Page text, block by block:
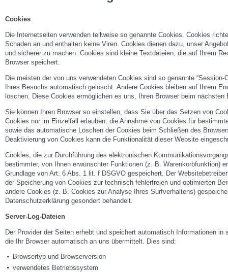
Cookies
Die Internetseiten verwenden teilweise so genannte Cookies. Cookies
Schaden an und enthalten keine Viren. Cookies dienen dazu, unser
und sicherer zu machen. Cookies sind kleine Textdateien, die auf Ihrem
Browser speichert.
Die meisten der von uns verwendeten Cookies sind so genannte “Session-
Ihres Besuchs automatisch gelöscht. Andere Cookies bleiben auf Ihrem
löschen. Diese Cookies ermöglichen es uns, Ihren Browser beim nächsten
Sie können Ihren Browser so einstellen, dass Sie über das Setzen von
Cookies nur im Einzelfall erlauben, die Annahme von Cookies für
sowie das automatische Löschen der Cookies beim Schließen des
Deaktivierung von Cookies kann die Funktionalität dieser Website
Cookies, die zur Durchführung des elektronischen
bestimmter, von Ihnen erwünschter Funktionen (z. B. Warenkorbfunktion)
Grundlage von Art. 6 Abs. 1 lit. f DSGVO gespeichert. Der
der Speicherung von Cookies zur technisch fehlerfreien und optimierten
andere Cookies (z. B. Cookies zur Analyse Ihres Surfverhaltens)
Datenschutzerklärung gesondert behandelt.
Server-Log-Dateien
Der Provider der Seiten erhebt und speichert automatisch Informationen in
die Ihr Browser automatisch an uns übermittelt. Dies sind:
Browsertyp und Browserversion
verwendetes Betriebssystem